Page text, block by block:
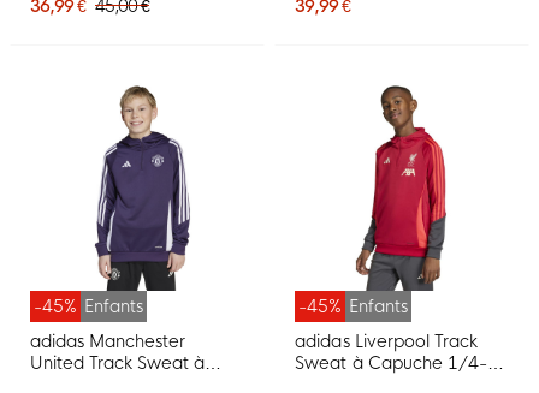
36,99 € 45,00 €
39,99 €
-45% Enfants
adidas Manchester
United Track Sweat à
-45% Enfants
adidas Liverpool Track
Sweat à Capuche 1/4-